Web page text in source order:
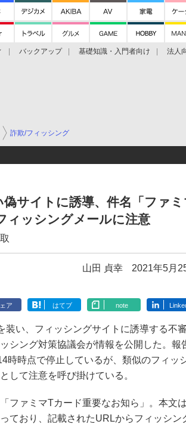
バックアップ 基礎知識・入門者向け 法人
詐欺/フィッシング
サイトに誘導、件名「ファミ
ィッシングメールに注意
山田 貞幸 2021年5月
ア はてブ note
い、フィッシングサイトに誘導する不
シング対策協議会が情報を公開した。報
時時点で停止しているが、類似のフィッ
して注意を呼び掛けている。
ファミマTカード重要なお知ら」。本文
ており、記載されたURLからフィッシン